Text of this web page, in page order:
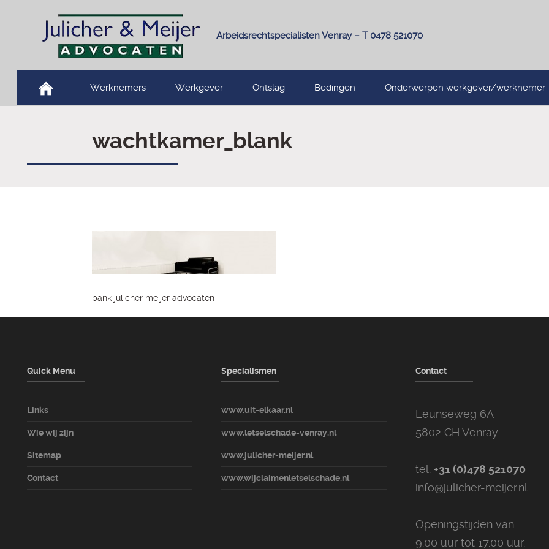
Arbeidsrechtspecialisten Venray – T 0478 521070
Werknemers Werkgever Ontslag Bedingen Onderwerpen werkgever/werknemer
wachtkamer_blank
bank julicher meijer advocaten
Quick Menu
Links
Wie wij zijn
Sitemap
Contact
Specialismen
www.uit-elkaar.nl
www.letselschade-venray.nl
www.julicher-meijer.nl
www.wijclaimenletselschade.nl
Contact
Leunseweg 6A
5802 CH Venray
tel. +31 (0)478 521070
info@julicher-meijer.nl
Openingstijden van:
9.00 uur tot 17.00 uur.